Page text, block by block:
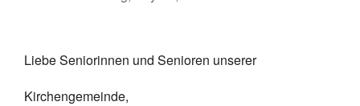
Liebe Seniorinnen und Senioren unserer
Kirchengemeinde,